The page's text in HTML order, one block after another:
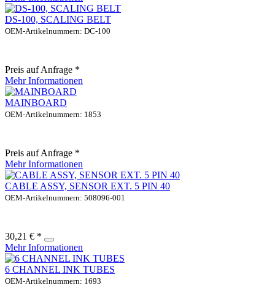
DS-100, SCALING BELT
OEM-Artikelnummern: DC-100
Preis auf Anfrage *
Mehr Informationen
MAINBOARD
OEM-Artikelnummern: 1853
Preis auf Anfrage *
Mehr Informationen
CABLE ASSY, SENSOR EXT. 5 PIN 40
OEM-Artikelnummern: 508096-001
30,21 € *
Mehr Informationen
6 CHANNEL INK TUBES
OEM-Artikelnummern: 1693